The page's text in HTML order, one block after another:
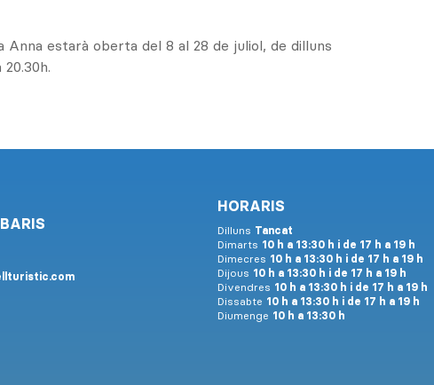
Anna estarà oberta del 8 al 28 de juliol, de dilluns
HORARIS
Dilluns Tancat
Dimarts 10 h a 13:30 h i de 17 h a 19 h
Dimecres 10 h a 13:30 h i de 17 h a 19 h
Dijous 10 h a 13:30 h i de 17 h a 19 h
Divendres 10 h a 13:30 h i de 17 h a 19 h
Dissabte 10 h a 13:30 h i de 17 h a 19 h
Diumenge 10 h a 13:30 h